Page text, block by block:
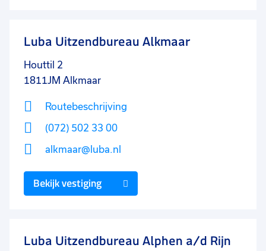
Luba Uitzendbureau Alkmaar
Houttil 2
1811JM Alkmaar
Routebeschrijving
(072) 502 33 00
alkmaar@luba.nl
Bekijk vestiging
Luba Uitzendbureau Alphen a/d Rijn